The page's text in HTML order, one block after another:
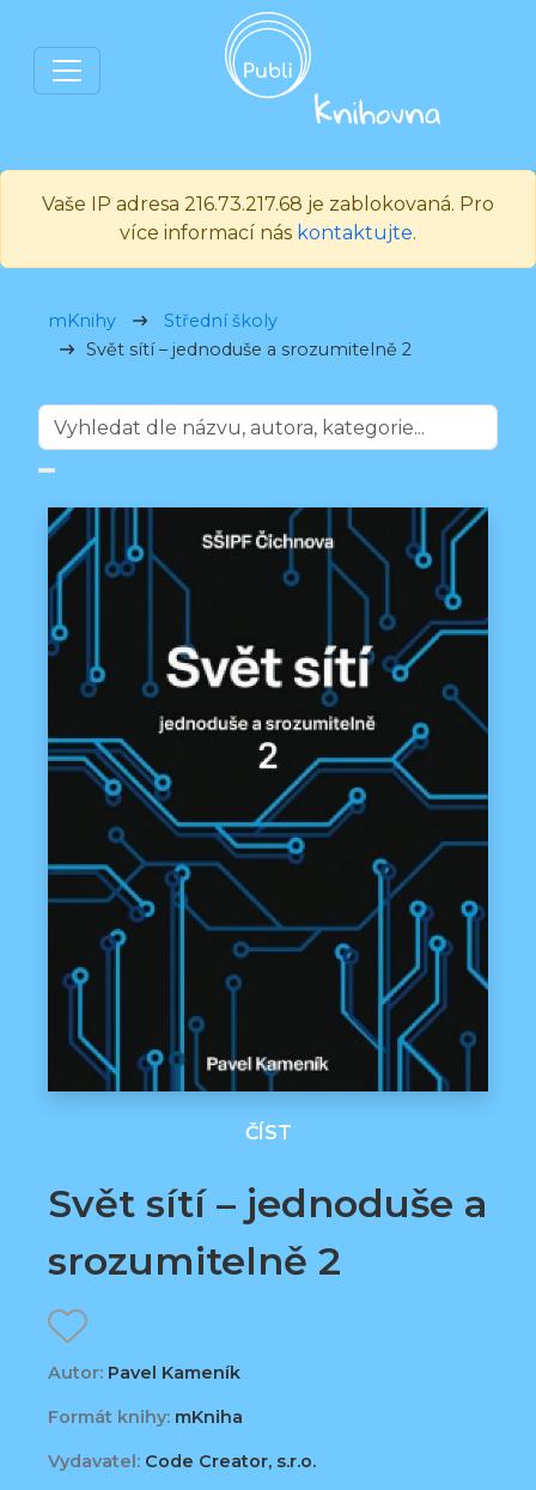
Vaše IP adresa 216.73.217.68 je zablokovaná. Pro
více informací nás kontaktujte.
mKnihy
Střední školy
Svět sítí – jednoduše a srozumitelně 2
ČÍST
Svět sítí – jednoduše a
srozumitelně 2
Autor: Pavel Kameník
Formát knihy: mKniha
Vydavatel: Code Creator, s.r.o.